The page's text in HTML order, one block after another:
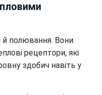
полювання. Вони
рецептори, які
здобич навіть у